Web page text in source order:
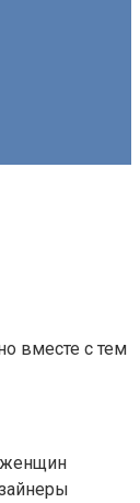
вместе с тем
женщин